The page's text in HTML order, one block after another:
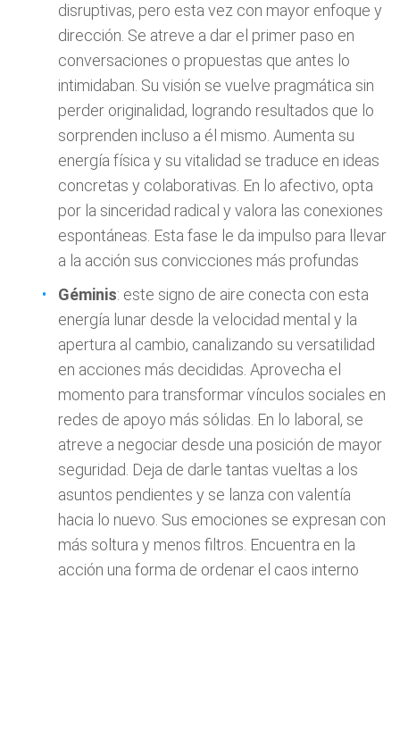
disruptivas, pero esta vez con mayor enfoque y
dirección. Se atreve a dar el primer paso en
conversaciones o propuestas que antes lo
intimidaban. Su visión se vuelve pragmática sin
perder originalidad, logrando resultados que lo
sorprenden incluso a él mismo. Aumenta su
energía física y su vitalidad se traduce en ideas
concretas y colaborativas. En lo afectivo, opta
por la sinceridad radical y valora las conexiones
espontáneas. Esta fase le da impulso para llevar
a la acción sus convicciones más profundas
Géminis: este signo de aire conecta con esta
energía lunar desde la velocidad mental y la
apertura al cambio, canalizando su versatilidad
en acciones más decididas. Aprovecha el
momento para transformar vínculos sociales en
redes de apoyo más sólidas. En lo laboral, se
atreve a negociar desde una posición de mayor
seguridad. Deja de darle tantas vueltas a los
asuntos pendientes y se lanza con valentía
hacia lo nuevo. Sus emociones se expresan con
más soltura y menos filtros. Encuentra en la
acción una forma de ordenar el caos interno